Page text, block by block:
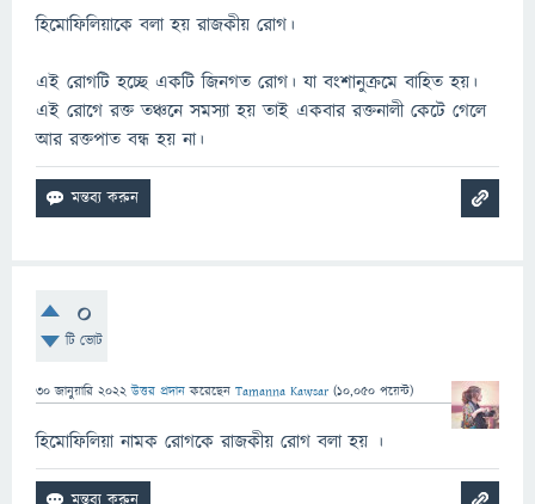
হিমোফিলিয়াকে বলা হয় রাজকীয় রোগ।
এই রোগটি হচ্ছে একটি জিনগত রোগ। যা বংশানুক্রমে বাহিত হয়।
এই রোগে রক্ত তঞ্চনে সমস্যা হয় তাই একবার রক্তনালী কেটে গেলে
আর রক্তপাত বন্ধ হয় না।
0
টি ভোট
30 জানুয়ারি 2022 উত্তর প্রদান করেছেন Tamanna Kawsar (10,050 পয়েন্ট)
হিমোফিলিয়া নামক রোগকে রাজকীয় রোগ বলা হয় ।